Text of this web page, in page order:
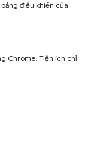
điều khiển của
Chrome. Tiện ích chỉ